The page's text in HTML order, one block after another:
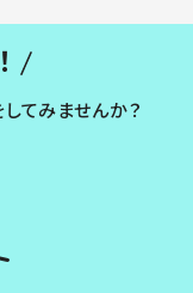
てみませんか？